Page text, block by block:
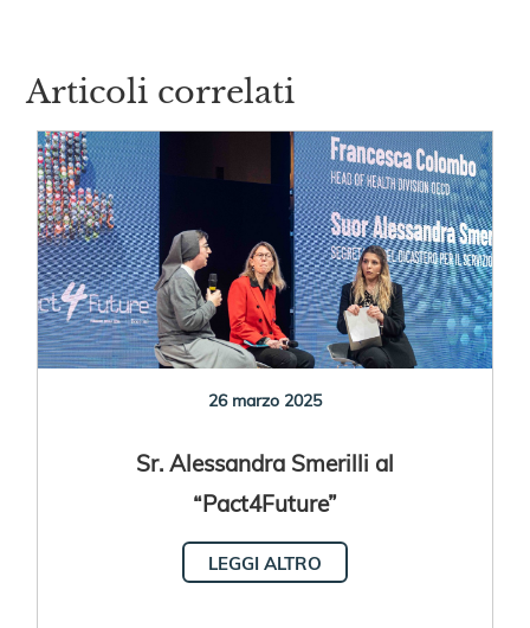
Articoli correlati
26 marzo 2025
Sr. Alessandra Smerilli al
“Pact4Future”
LEGGI ALTRO